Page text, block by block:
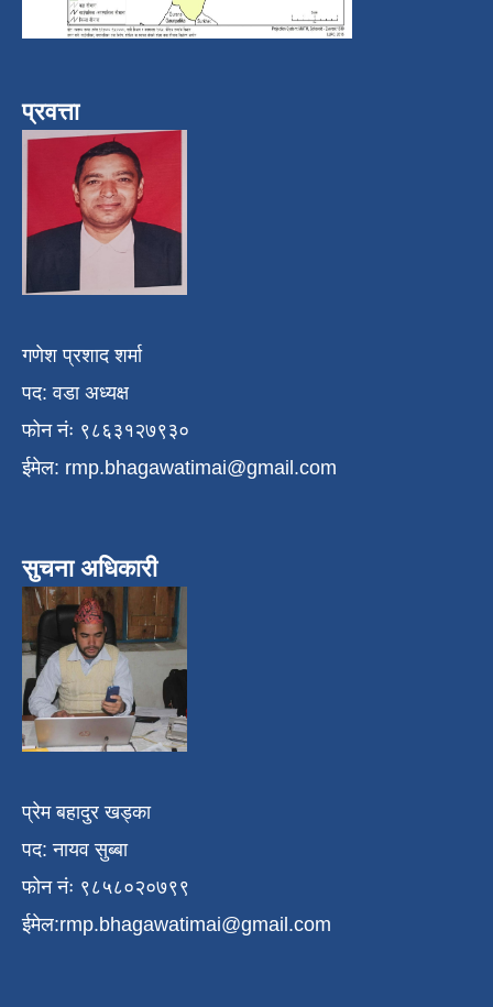
प्रवत्ता
गणेश प्रशाद शर्मा
पद: वडा अध्यक्ष
फोन नंः ९८६३१२७९३०
ईमेल: rmp.bhagawatimai@gmail.com
सुचना अधिकारी
प्रेम बहादुर खड्का
पद: नायव सुब्बा
फोन नंः ९८५८०२०७९९
ईमेल:rmp.bhagawatimai@gmail.com